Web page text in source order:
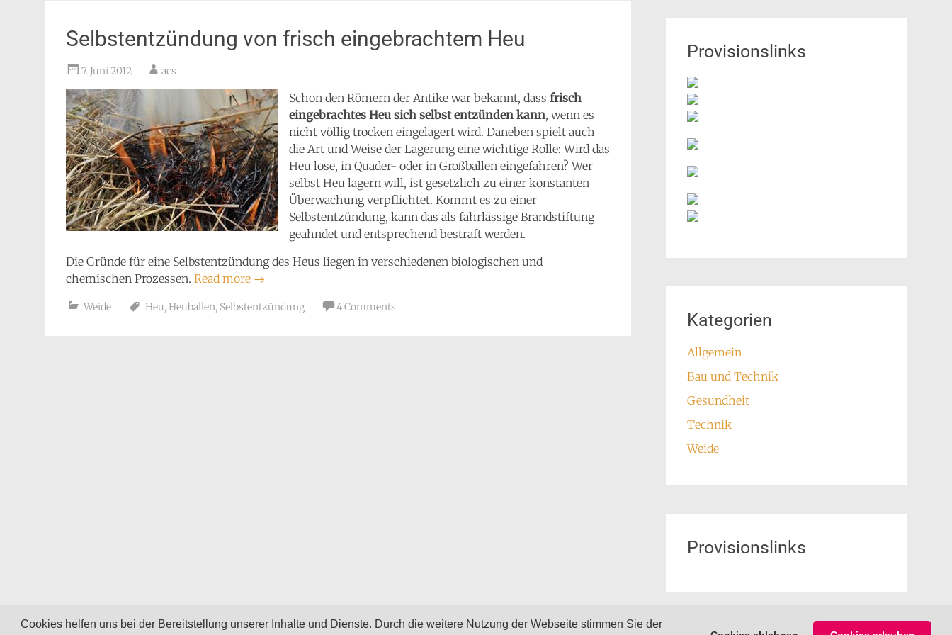
Cookies helfen uns bei der Bereitstellung unserer Inhalte und Dienste. Durch die weitere Nutzung der Webseite stimmen Sie der
Selbstentzündung von frisch eingebrachtem Heu
7. Juni 2012 acs
Schon den Römern der Antike war bekannt, dass frisch
eingebrachtes Heu sich selbst entzünden kann, wenn es
nicht völlig trocken eingelagert wird. Daneben spielt auch
die Art und Weise der Lagerung eine wichtige Rolle: Wird das
Heu lose, in Quader- oder in Großballen eingefahren? Wer
selbst Heu lagern will, ist gesetzlich zu einer konstanten
Überwachung verpflichtet. Kommt es zu einer
Selbstentzündung, kann das als fahrlässige Brandstiftung
geahndet und entsprechend bestraft werden.
Die Gründe für eine Selbstentzündung des Heus liegen in verschiedenen biologischen und
chemischen Prozessen. Read more →
Weide Heu,Heuballen, Selbstentzündung 4 Comments
Provisionslinks
Kategorien
Allgemein
Bau und Technik
Gesundheit
Technik
Weide
Provisionslinks